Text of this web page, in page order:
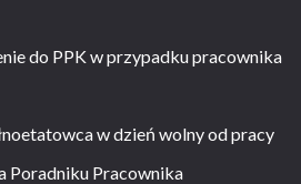
do PPK w przypadku pracownika
w dzień wolny od pracy
Poradniku Pracownika